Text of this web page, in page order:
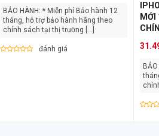
BẢO HÀNH: * Miễn phí Bảo hành 12
tháng, hỗ trợ bảo hành hãng theo
chính sách tại thị trường [...]
đánh giá
MỚI
BẢO HÀNH: